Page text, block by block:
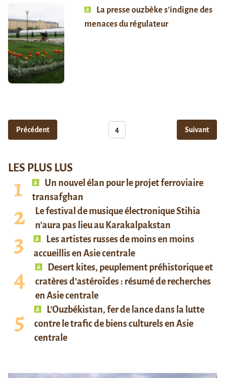
La presse ouzbèke s’indigne des
menaces du régulateur
Précédent 4 Suivant
LES PLUS LUS
Un nouvel élan pour le projet ferroviaire
transafghan
Le festival de musique électronique Stihia
n’aura pas lieu au Karakalpakstan
Les artistes russes de moins en moins
accueillis en Asie centrale
Desert kites, peuplement préhistorique et
cratères d’astéroïdes : résumé de recherches
en Asie centrale
L’Ouzbékistan, fer de lance dans la lutte
contre le trafic de biens culturels en Asie
centrale